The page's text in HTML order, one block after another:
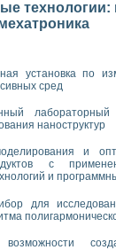
технологии:
установка по
сред
наноструктур
и
с
и
для
возможности